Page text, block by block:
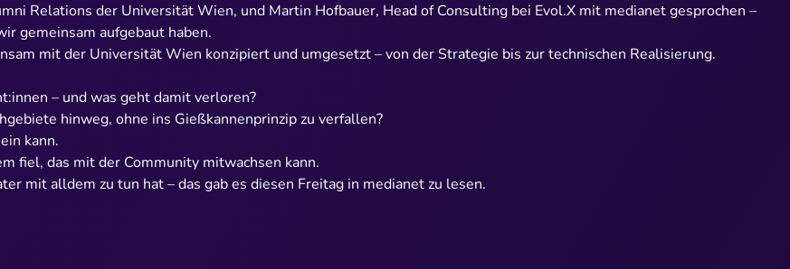
Relations der Universität Wien, und Martin Hofbauer, Head of Consulting bei Evol.X mit medianet gesprochen –
gemeinsam aufgebaut haben.
mit der Universität Wien konzipiert und umgesetzt – von der Strategie bis zur technischen Realisierung.
– und was geht damit verloren?
hinweg, ohne ins Gießkannenprinzip zu verfallen?
kann.
fiel, das mit der Community mitwachsen kann.
mit alldem zu tun hat – das gab es diesen Freitag in medianet zu lesen.